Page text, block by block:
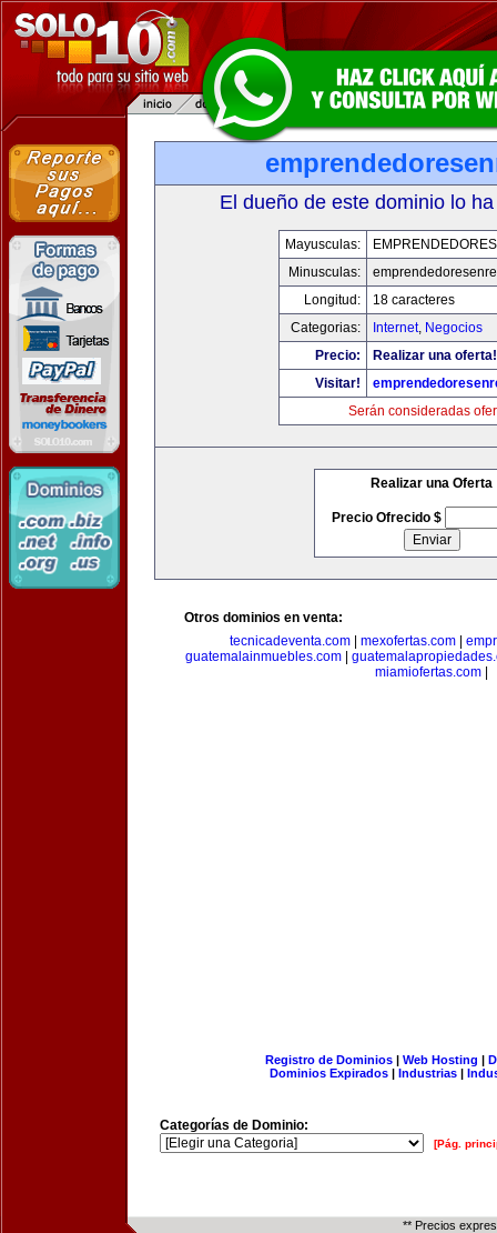
El dueño de este dominio lo
Mayusculas:
Minusculas:
Longitud:
18 caracteres
Categorias:
Internet, Negocios
Precio:
Realizar una oferta!
Visitar!
Serán consideradas
Realizar una Oferta
Precio Ofrecido $
Otros dominios en venta:
tecnicadeventa.com
mexofertas.com
guatemalainmuebles.com
miamiofertas.com
Registro de Dominios| Web Hosting |
Dominios Expirados | Industrias |
Categorías de Dominio:
[Pág.
** Precios